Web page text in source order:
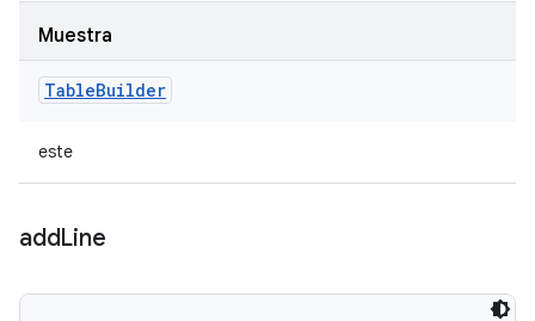
Muestra
TableBuilder
este
addLine